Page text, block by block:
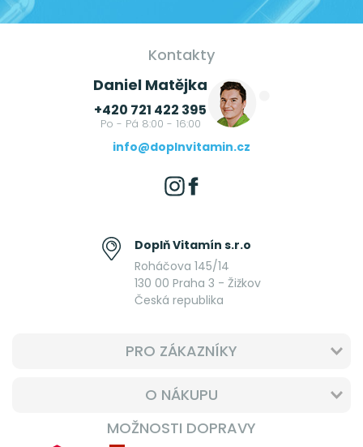
Kontakty
Daniel Matějka
+420 721 422 395
Po - Pá 8:00 - 16:00
info@doplnvitamin.cz
Doplň Vitamín s.r.o
Roháčova 145/14
130 00 Praha 3 - Žižkov
Česká republika
PRO ZÁKAZNÍKY
O NÁKUPU
MOŽNOSTI DOPRAVY